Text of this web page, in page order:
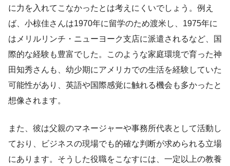
に力を入れてこなかったとは考えにくいでしょう。例え
ば、小椋佳さんは1970年に留学のため渡米し、1975年に
はメリルリンチ・ニューヨーク支店に派遣されるなど、国
際的な経験も豊富でした。このような家庭環境で育った神
田知秀さんも、幼少期にアメリカでの生活を経験していた
可能性があり、英語や国際感覚に触れる機会も多かったと
想像されます。
また、彼は父親のマネージャーや事務所代表として活動し
ており、ビジネスの現場でも的確な判断が求められる立場
にあります。そうした役職をこなすには、一定以上の教養